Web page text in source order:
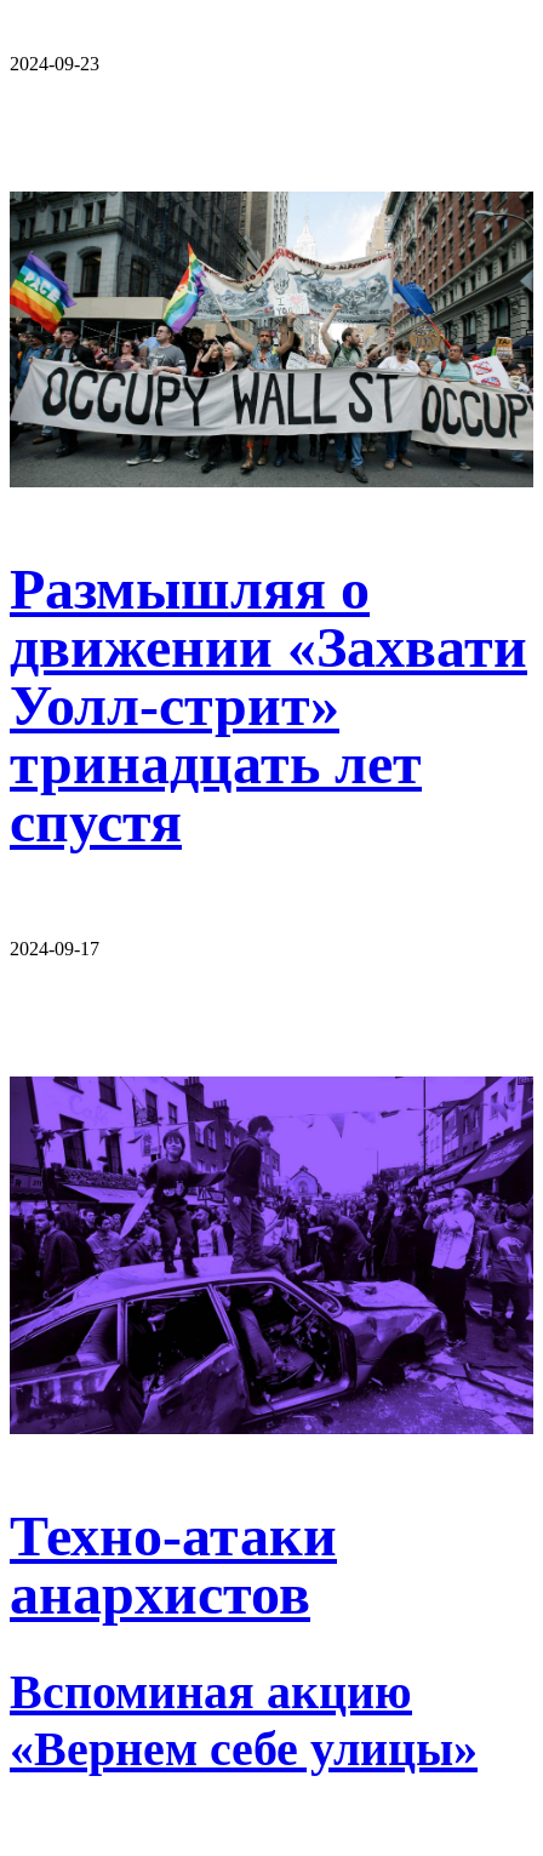
2024-09-23
Размышляя о
движении «Захвати
Уолл-стрит»
тринадцать лет
спустя
2024-09-17
Техно-атаки
анархистов
Вспоминая акцию
«Вернем себе улицы»